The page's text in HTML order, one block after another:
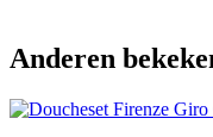
Anderen